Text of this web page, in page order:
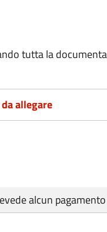
tutta la
allegare
alcun pagamento